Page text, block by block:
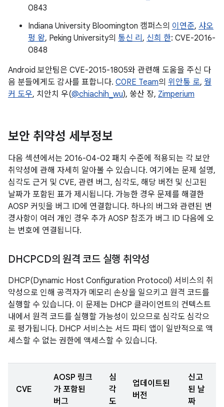
0843
Indiana University Bloomington 캠퍼스의 이연준, 샤오
펑 왕, Peking University의 통신 리 , 신희 한: CVE-2016-
0848
Android 보안팀은 CVE-2015-1805와 관련해 도움을 주신 다
음 분들에게도 감사를 표합니다. C0RE Team의 위안퉁 로, 웡
커 도우, 치안치 우(@chiachih_wu), 쑹산 장, Zimperium
보안 취약성 세부정보
다음 섹션에서는 2016-04-02 패치 수준에 적용되는 각 보안
취약성에 관해 자세히 알아볼 수 있습니다. 여기에는 문제 설명,
심각도 근거 및 CVE, 관련 버그, 심각도, 해당 버전 및 신고된
날짜가 포함된 표가 제시됩니다. 가능한 경우 문제를 해결한
AOSP 커밋을 버그 ID에 연결합니다. 하나의 버그와 관련된 변
경사항이 여러 개인 경우 추가 AOSP 참조가 버그 ID 다음에 오
는 번호에 연결됩니다.
DHCPCD의 원격 코드 실행 취약성
DHCP(Dynamic Host Configuration Protocol) 서비스의 취
약성으로 인해 공격자가 메모리 손상을 일으키고 원격 코드를
실행할 수 있습니다. 이 문제는 DHCP 클라이언트의 컨텍스트
내에서 원격 코드를 실행할 가능성이 있으므로 심각도 심각으
로 평가됩니다. DHCP 서비스는 서드 파티 앱이 일반적으로 액
세스할 수 없는 권한에 액세스할 수 있습니다.
CVE
AOSP 링크
가 포함된
버그
심
각
도
업데이트된
버전
신고
된 날
짜